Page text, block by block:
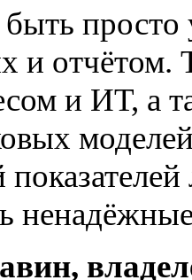
и отчётом.
и ИТ, а